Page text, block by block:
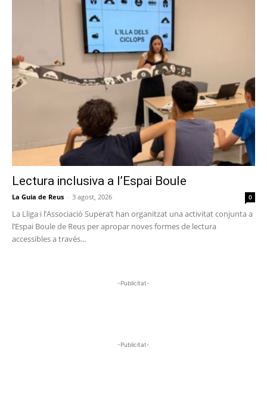
Lectura inclusiva a l’Espai Boule
La Guia de Reus - 3 agost, 2026 0
La Lliga i l’Associació Supera’t han organitzat una activitat conjunta a
l’Espai Boule de Reus per apropar noves formes de lectura
accessibles a través...
-Publicitat-
-Publicitat-